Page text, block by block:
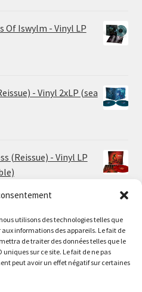
utilisons des technologies telles que
informations des appareils. Le fait de
de traiter des données telles que le
sur ce site. Le fait de ne pas
peut avoir un effet négatif sur certaines
fermé du 30 juillet au 17 août
expédiées à partir du 18
Of Iswylm - Vinyl LP
- Vinyl 2xLP (sea
(Reissue) - Vinyl LP
- Vinyl LP (swamp